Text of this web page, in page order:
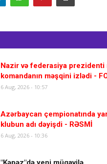
Nazir və federasiya prezidenti
komandanın məşqini izlədi -
6 Aug, 2026 - 10:57
Azərbaycan çempionatında
klubun adı dəyişdi - RƏSMİ
6 Aug, 2026 - 10:36